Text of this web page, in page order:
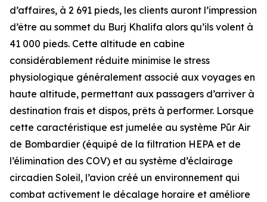
d’affaires, à 2 691 pieds, les clients auront l’impression
d’être au sommet du Burj Khalifa alors qu’ils volent à
41 000 pieds. Cette altitude en cabine
considérablement réduite minimise le stress
physiologique généralement associé aux voyages en
haute altitude, permettant aux passagers d’arriver à
destination frais et dispos, prêts à performer. Lorsque
cette caractéristique est jumelée au système Pũr Air
de Bombardier (équipé de la filtration HEPA et de
l’élimination des COV) et au système d’éclairage
circadien Soleil, l’avion créé un environnement qui
combat activement le décalage horaire et améliore